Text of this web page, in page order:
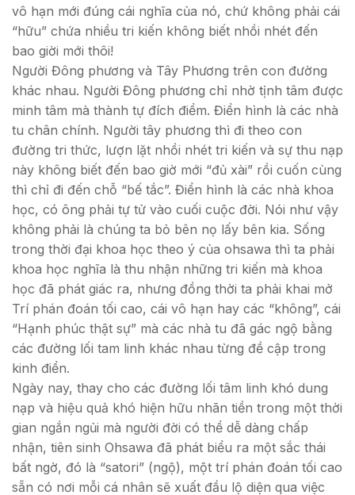
vô hạn mới đúng cái nghĩa của nó, chứ không phải cái
“hữu” chứa nhiều tri kiến không biết nhồi nhét đến
bao giời mới thôi!
Người Đông phương và Tây Phương trên con đường
khác nhau. Người Đông phương chỉ nhờ tịnh tâm được
minh tâm mà thành tự đích điểm. Điển hình là các nhà
tu chân chính. Người tây phương thì đi theo con
đường tri thức, lượn lặt nhồi nhét tri kiến và sự thu nạp
này không biết đến bao giờ mới “đủ xài” rồi cuốn cùng
thì chỉ đi đến chỗ “bế tắc”. Điển hình là các nhà khoa
học, có ông phải tự tử vào cuối cuộc đời. Nói như vậy
không phải là chúng ta bỏ bên nọ lấy bên kia. Sống
trong thời đại khoa học theo ý của ohsawa thì ta phải
khoa học nghĩa là thu nhận những tri kiến mà khoa
học đã phát giác ra, nhưng đồng thời ta phải khai mở
Trí phán đoán tối cao, cái vô hạn hay các “không”, cái
“Hạnh phúc thật sự” mà các nhà tu đã gác ngộ bằng
các đường lối tam linh khác nhau từng đề cập trong
kinh điển.
Ngày nay, thay cho các đường lối tâm linh khó dung
nạp và hiệu quả khó hiện hữu nhãn tiền trong một thời
gian ngắn ngủi mà người đời có thể dễ dàng chấp
nhận, tiên sinh Ohsawa đã phát biểu ra một sắc thái
bất ngờ, đó là “satori” (ngộ), một trí phán đoán tối cao
sẵn có nơi mỗi cá nhân sẽ xuất đầu lộ diện qua việc